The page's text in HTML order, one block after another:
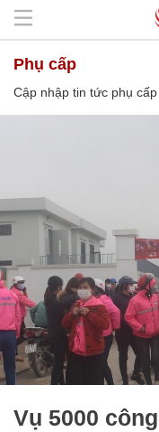
phụ cấp
Cập nhập tin tức phụ cấp
Vụ 5000